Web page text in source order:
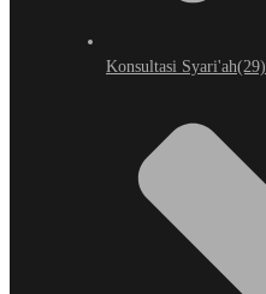
Konsultasi Syari'ah(29)